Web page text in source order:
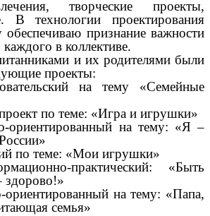
творческие проекты,
В технологии проектирования
признание важности
в коллективе.
и их родителями были
проекты:
на тему «Семейные
по теме: «Игра и игрушки»
ориентированный на тему: «Я –
по теме: «Мои игрушки»
практический: «Быть
здорово!»
ориентированный на тему: «Папа,
семья»